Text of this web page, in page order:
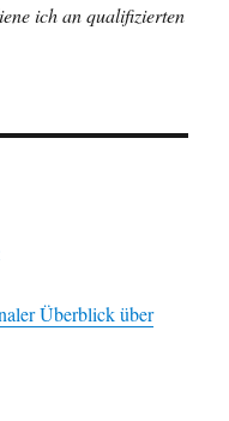
ich an qualifizierten
Überblick über